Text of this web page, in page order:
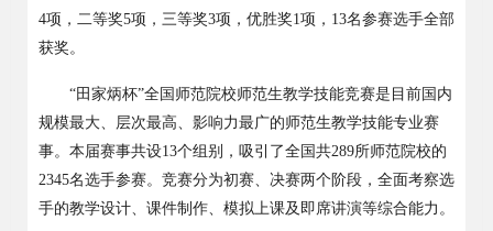
4项，二等奖5项，三等奖3项，优胜奖1项， 13名参赛选手全部
获奖。
“田家炳杯”全国师范院校师范生教学技能竞赛是目前国内
规模最大、层次最高、影响力最广的师范生教学技能专业赛
事。本届赛事共设13个组别，吸引了全国共289所师范院校的
2345名选手参赛。竞赛分为初赛、决赛两个阶段，全面考察选
手的教学设计、课件制作、模拟上课及即席讲演等综合能力。